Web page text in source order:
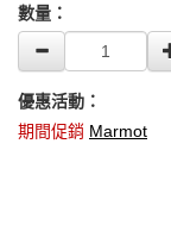
數量：
優惠活動：
期間促銷 Marmot